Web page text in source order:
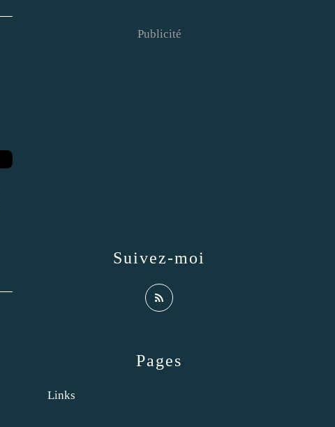
Pages
Links
Suivez-moi
Publicité